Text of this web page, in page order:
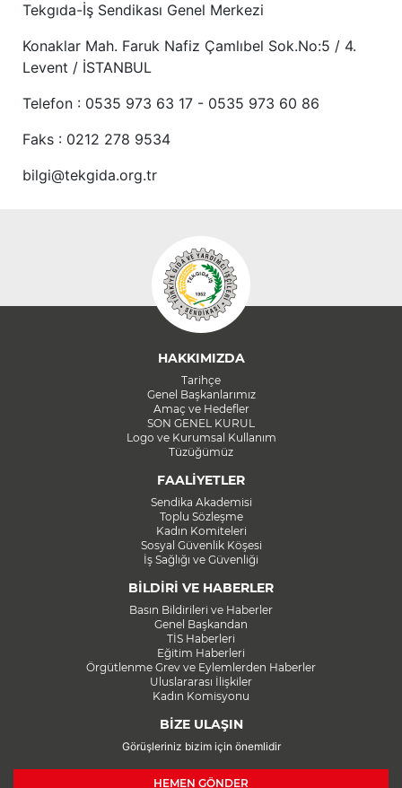
Tekgıda-İş Sendikası Genel Merkezi
Konaklar Mah. Faruk Nafiz Çamlıbel Sok.No:5 / 4.
Levent / İSTANBUL
Telefon : 0535 973 63 17 - 0535 973 60 86
Faks : 0212 278 9534
bilgi@tekgida.org.tr
HAKKIMIZDA
Tarihçe
Genel Başkanlarımız
Amaç ve Hedefler
SON GENEL KURUL
Logo ve Kurumsal Kullanım
Tüzüğümüz
FAALİYETLER
Sendika Akademisi
Toplu Sözleşme
Kadın Komiteleri
Sosyal Güvenlik Köşesi
İş Sağlığı ve Güvenliği
BİLDİRİ VE HABERLER
Basın Bildirileri ve Haberler
Genel Başkandan
TİS Haberleri
Eğitim Haberleri
Örgütlenme Grev ve Eylemlerden Haberler
Uluslararası İlişkiler
Kadın Komisyonu
BİZE ULAŞIN
Görüşleriniz bizim için önemlidir
HEMEN GÖNDER